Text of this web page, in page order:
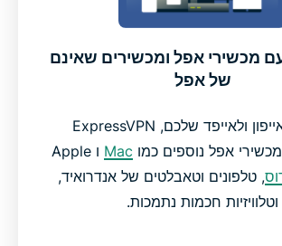
מכשירי אפל ומכשירים שאינם
של אפל
בנוסף לאייפון ולאייפד שלכם, ExpressVPN
אפל נוספים כמו Mac
ו Apple
, טלפונים וטאבלטים של אנדרואיד,
וטלוויזיות חכמות נתמכות.